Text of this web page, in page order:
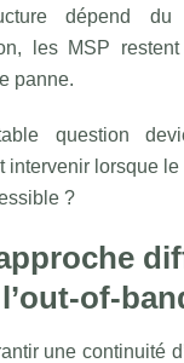
dépend
les MSP
panne.
question
intervenir lorsque le
?
of-
une continuité